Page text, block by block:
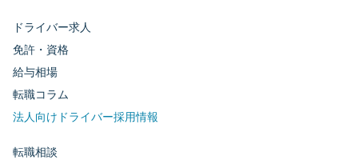
ドライバー求人
免許・資格
給与相場
転職コラム
法人向けドライバー採用情報
転職相談